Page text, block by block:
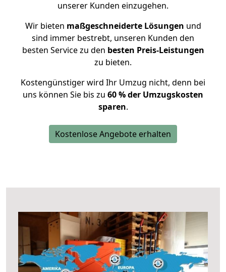
unserer Kunden einzugehen.
Wir bieten maßgeschneiderte Lösungen und
sind immer bestrebt, unseren Kunden den
besten Service zu den besten Preis-Leistungen
zu bieten.
Kostengünstiger wird Ihr Umzug nicht, denn bei
uns können Sie bis zu 60 % der Umzugskosten
sparen.
Kostenlose Angebote erhalten